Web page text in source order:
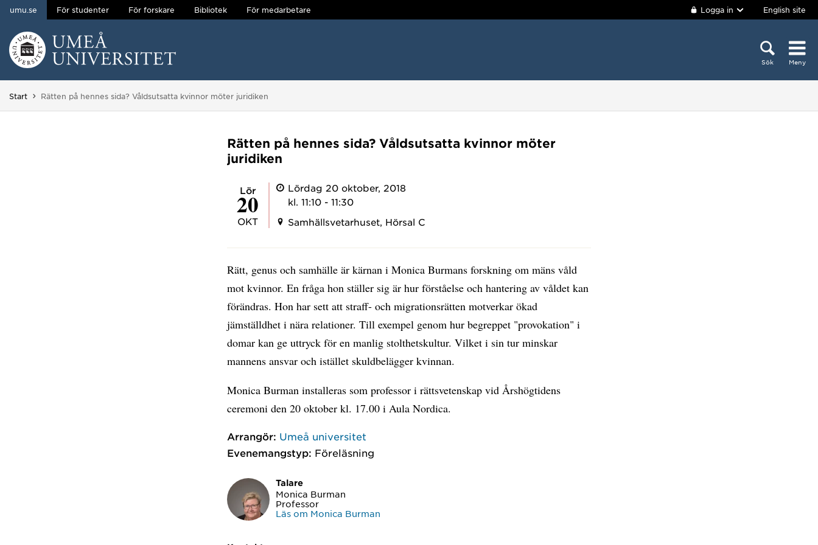
Hoppa direkt till innehållet
umu.se För studenter För forskare Bibliotek För medarbetare Logga in English site
Sök Meny
Huvudmenyn dold.
Start Du är här:
Rätten på hennes sida? Våldsutsatta kvinnor möter juridiken
Rätten på hennes sida? Våldsutsatta kvinnor möter
juridiken
lör
20
OKT
Lördag 20 oktober, 2018
kl. 11:10 - 11:30
Samhällsvetarhuset, Hörsal C
Rätt, genus och samhälle är kärnan i Monica Burmans forskning om mäns våld
mot kvinnor. En fråga hon ställer sig är hur förståelse och hantering av våldet kan
förändras. Hon har sett att straff- och migrationsrätten motverkar ökad
jämställdhet i nära relationer. Till exempel genom hur begreppet "provokation" i
domar kan ge uttryck för en manlig stolthetskultur. Vilket i sin tur minskar
mannens ansvar och istället skuldbelägger kvinnan.
Monica Burman installeras som professor i rättsvetenskap vid Årshögtidens
ceremoni den 20 oktober kl. 17.00 i Aula Nordica.
Arrangör: Umeå universitet
Evenemangstyp: Föreläsning
Talare
Monica Burman
Professor
Läs om Monica Burman